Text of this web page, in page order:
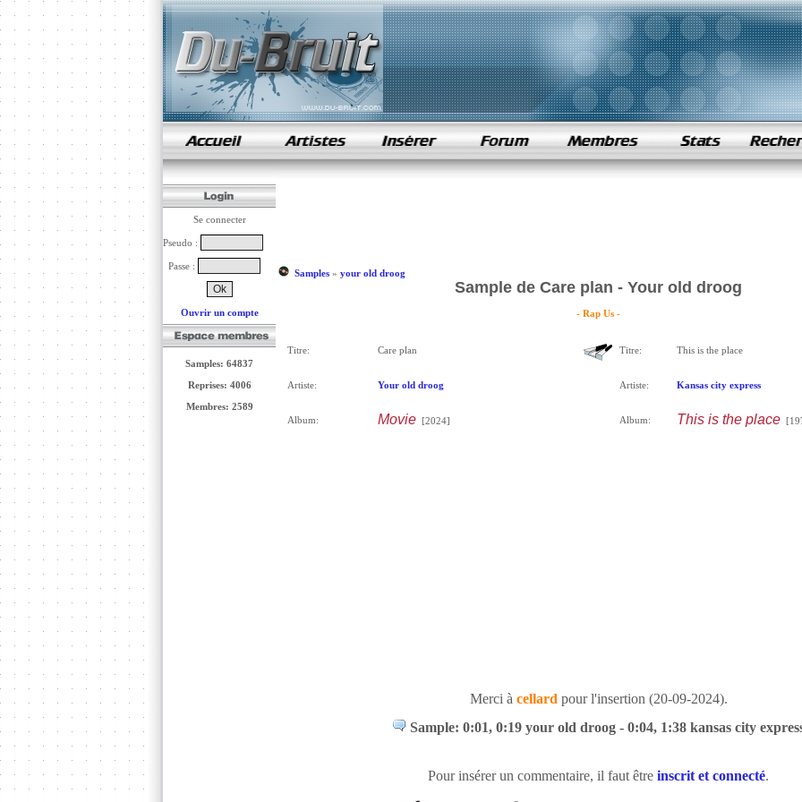
samples de rap
Se connecter
Pseudo :
Passe :
Ouvrir un compte
Samples: 64837
Reprises: 4006
Membres: 2589
Samples» your old droog
Sample de Care plan - Your old droog
- Rap Us -
Titre: Care plan
Artiste: Your old droog
Album: Movie[2024]
Titre: This is the place
Artiste: Kansas city express
Album: This is the place
Merci à cellard pour l'insertion (20-09-2024).
Sample: 0:01, 0:19 your old droog - 0:04, 1:38 kansas city
Pour insérer un commentaire, il faut être inscrit et connecté.